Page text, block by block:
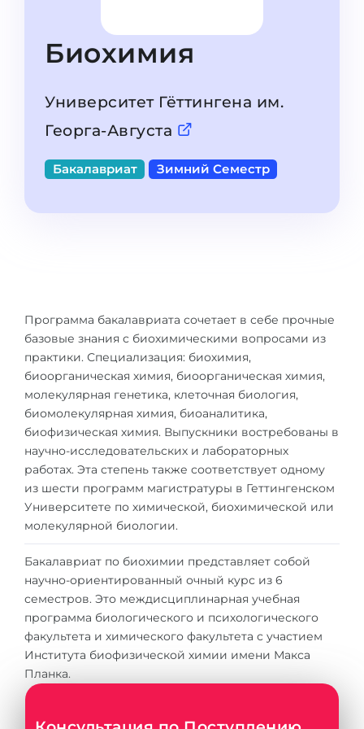
ШТУДИЕНКОЛЛЕГ
Курсы штудиенколлег
Freshman / Foundation
Подготовка к вузу
Земли
ПРОФЕССИИ
Профессии
Специальности
Примеры вакансий
Тест Голланда
Тест Карта Интересов
Тест RIASEC
Успех
Бакалавриат
Магистратура
Второе Высшее
ПОСТУПАЕМ ПОСЛЕ...
Школы 11 классов
Колледжа
Бакалавриата
Магистратуры
ПОСТУПАЕМ НА...
Медицина
Инженерия
Физика
Менеджмент
Другая специальность
Россия
Украина
Казахстан
Армения
Биохимия
Университет Гёттингена им.
Георга-Августа
Бакалавриат Зимний Семестр
Программа бакалавриата сочетает в себе прочные
базовые знания с биохимическими вопросами из
практики. Специализация: биохимия,
биоорганическая химия, биоорганическая химия,
молекулярная генетика, клеточная биология,
биомолекулярная химия, биоаналитика,
биофизическая химия. Выпускники востребованы в
научно-исследовательских и лабораторных
работах. Эта степень также соответствует одному
из шести программ магистратуры в Геттингенском
Университете по химической, биохимической или
молекулярной биологии.
Бакалавриат по биохимии представляет собой
научно-ориентированный очный курс из 6
семестров. Это междисциплинарная учебная
программа биологического и психологического
факультета и химического факультета с участием
Института биофизической химии имени Макса
Планка.